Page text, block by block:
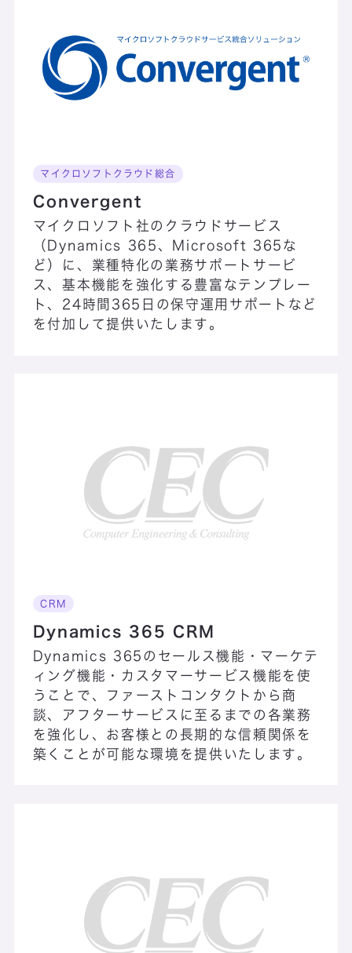
Connected
SynQuest
Cyber NEXT
desknet’s NEO
DevOps・CI／CD・テスト自動化支援サービス
Dynamics 365（CRM）
365（ERP）
EdaGlass
マイクロソフトクラウド総合
Convergent
マイクロソフト社のクラウドサービス
（Dynamics 365、Microsoft 365な
ど）に、業種特化の業務サポートサービ
ス、基本機能を強化する豊富なテンプレー
ト、24時間365日の保守運用サポートなど
を付加して提供いたします。
CRM
Dynamics 365 CRM
Dynamics 365のセールス機能・マーケテ
ィング機能・カスタマーサービス機能を使
うことで、ファーストコンタクトから商
談、アフターサービスに至るまでの各業務
を強化し、お客様との長期的な信頼関係を
築くことが可能な環境を提供いたします。